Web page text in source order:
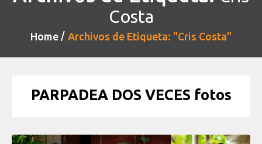
Costa
Home Archivos de Etiqueta: "Cris Costa"
PARPADEA DOS VECES fotos